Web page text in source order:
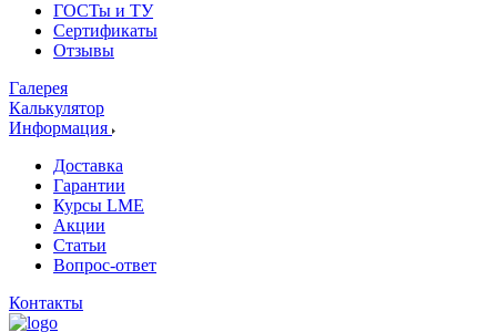
ГОСТы и ТУ
Сертификаты
Отзывы
Галерея
Калькулятор
Информация
Доставка
Гарантии
Курсы LME
Акции
Статьи
Вопрос-ответ
Контакты